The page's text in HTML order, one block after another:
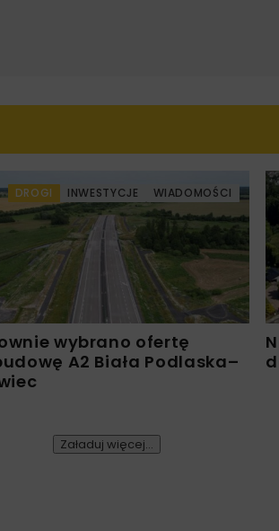
DROGI INWESTYCJE WIADOMOŚCI
wybrano ofertę
A2 Biała Podlaska–
Załaduj więcej...